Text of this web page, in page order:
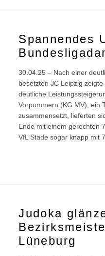
Spannendes
30.04.25 – Nach einer
besetzten JC Leipzig
deutliche
Vorpommern (KG MV), ein
zusammensetzt, lieferten
Ende mit einem gerechten
VfL Stade sogar knapp mit
Judoka
Lüneburg